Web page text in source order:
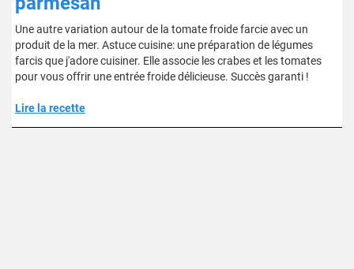
Une autre variation autour de la tomate froide farcie avec un
produit de la mer. Astuce cuisine: une préparation de légumes
farcis que j'adore cuisiner. Elle associe les crabes et les tomates
pour vous offrir une entrée froide délicieuse. Succès garanti !
Lire la recette